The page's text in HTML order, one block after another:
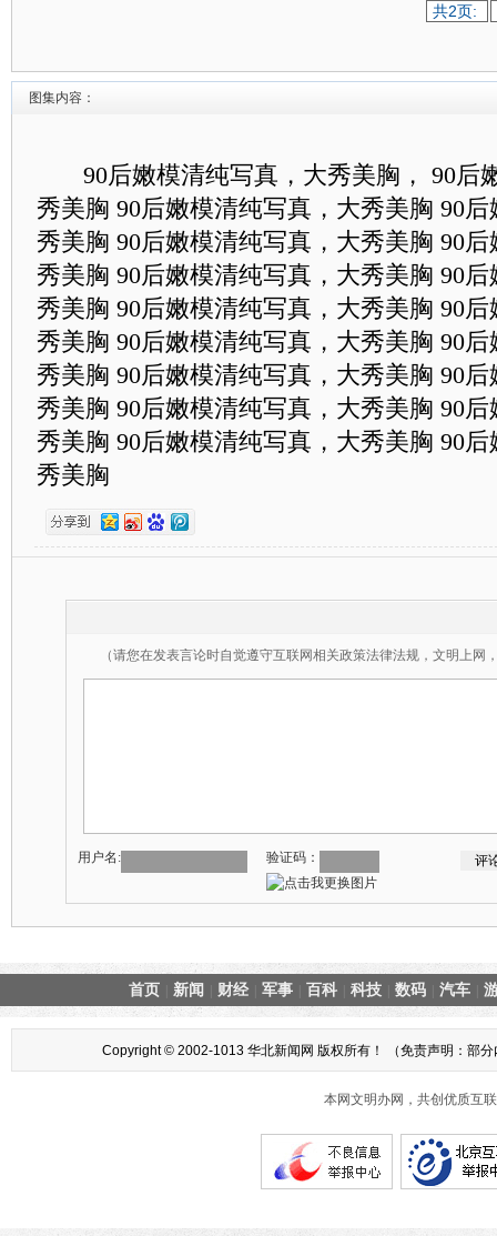
共2页:
图集内容：
90后嫩模清纯写真，大秀美胸， 90后
秀美胸 90后嫩模清纯写真，大秀美胸 90
秀美胸 90后嫩模清纯写真，大秀美胸 90
秀美胸 90后嫩模清纯写真，大秀美胸 90
秀美胸 90后嫩模清纯写真，大秀美胸 90
秀美胸 90后嫩模清纯写真，大秀美胸 90
秀美胸 90后嫩模清纯写真，大秀美胸 90
秀美胸 90后嫩模清纯写真，大秀美胸 90
秀美胸 90后嫩模清纯写真，大秀美胸 90
秀美胸
（请您在发表言论时自觉遵守互联网相关政策法律法规，文明上网
用户名: 验证码：
首页 新闻 财经 军事 百科 科技 数码 汽车
Copyright © 2002-1013 华北新闻网 版权所有！ （免责声明：部
本网文明办网，共创优质互